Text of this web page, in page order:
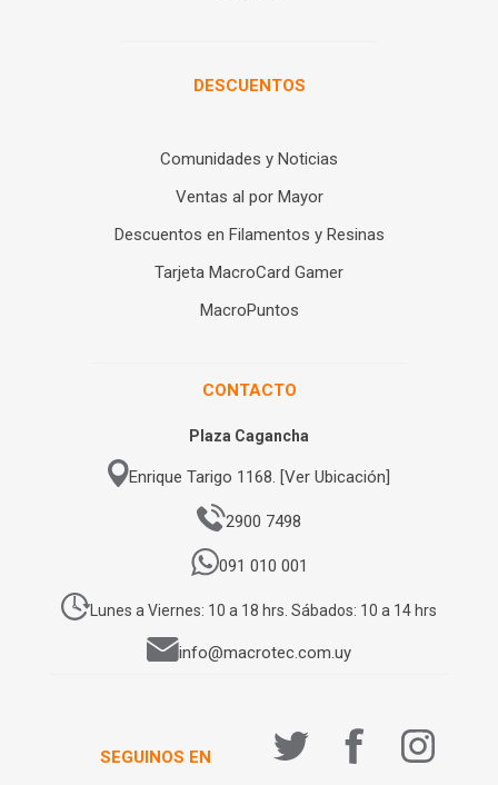
DESCUENTOS
Comunidades y Noticias
Ventas al por Mayor
Descuentos en Filamentos y Resinas
Tarjeta MacroCard Gamer
MacroPuntos
CONTACTO
Plaza Cagancha
Enrique Tarigo 1168. [Ver Ubicación]
2900 7498
091 010 001
Lunes a Viernes: 10 a 18 hrs. Sábados: 10 a 14 hrs
info@macrotec.com.uy
SEGUINOS EN